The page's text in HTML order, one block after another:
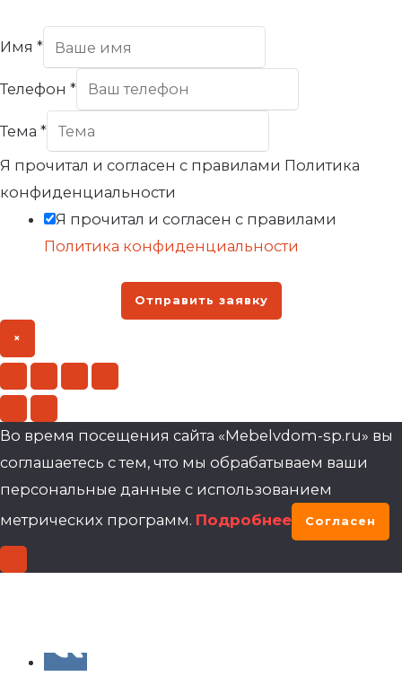
Имя *
Телефон *
Тема *
Я прочитал и согласен с правилами Политика
конфиденциальности
Я прочитал и согласен с правилами
Политика конфиденциальности
Отправить заявку
×
Во время посещения сайта «Mebelvdom-sp.ru» вы
соглашаетесь с тем, что мы обрабатываем ваши
персональные данные с использованием
метрических программ. Подробнее Согласен